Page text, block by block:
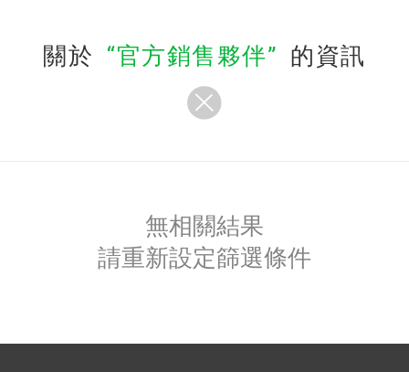
關於 官方銷售夥伴 的資訊
無相關結果
請重新設定篩選條件